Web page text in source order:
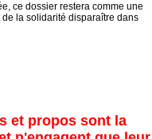
ce dossier restera comme une
la solidarité disparaître dans
et propos sont la